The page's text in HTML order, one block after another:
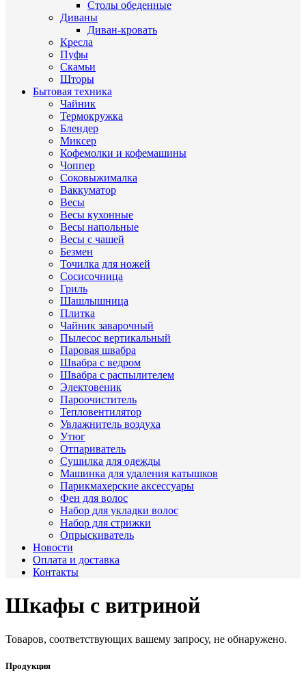
Столы обеденные
Диваны
Диван-кровать
Кресла
Пуфы
Скамьи
Шторы
Бытовая техника
Чайник
Термокружка
Блендер
Миксер
Кофемолки и кофемашины
Чоппер
Соковыжималка
Ваккуматор
Весы
Весы кухонные
Весы напольные
Весы с чашей
Безмен
Точилка для ножей
Сосисочница
Гриль
Шашлышница
Плитка
Чайник заварочный
Пылесос вертикальный
Паровая швабра
Швабра с ведром
Швабра с распылителем
Электовеник
Пароочиститель
Тепловентилятор
Увлажнитель воздуха
Утюг
Отпариватель
Сушилка для одежды
Машинка для удаления катышков
Парикмахерские аксессуары
Фен для волос
Набор для укладки волос
Набор для стрижки
Опрыскиватель
Новости
Оплата и доставка
Контакты
Шкафы с витриной
Товаров, соответствующих вашему запросу, не обнаружено.
Продукция